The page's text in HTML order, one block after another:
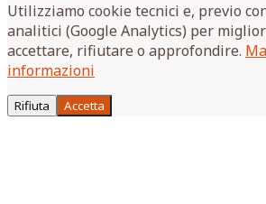
Utilizziamo cookie tecnici e, previo
analitici (Google Analytics) per
accettare, rifiutare o approfondire.
informazioni
Rifiuta Accetta